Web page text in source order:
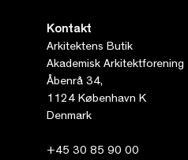
Kontakt
Arkitektens Butik
Akademisk Arkitektforening
Åbenrå 34,
1124 København K
Denmark
+45 30 85 90 00